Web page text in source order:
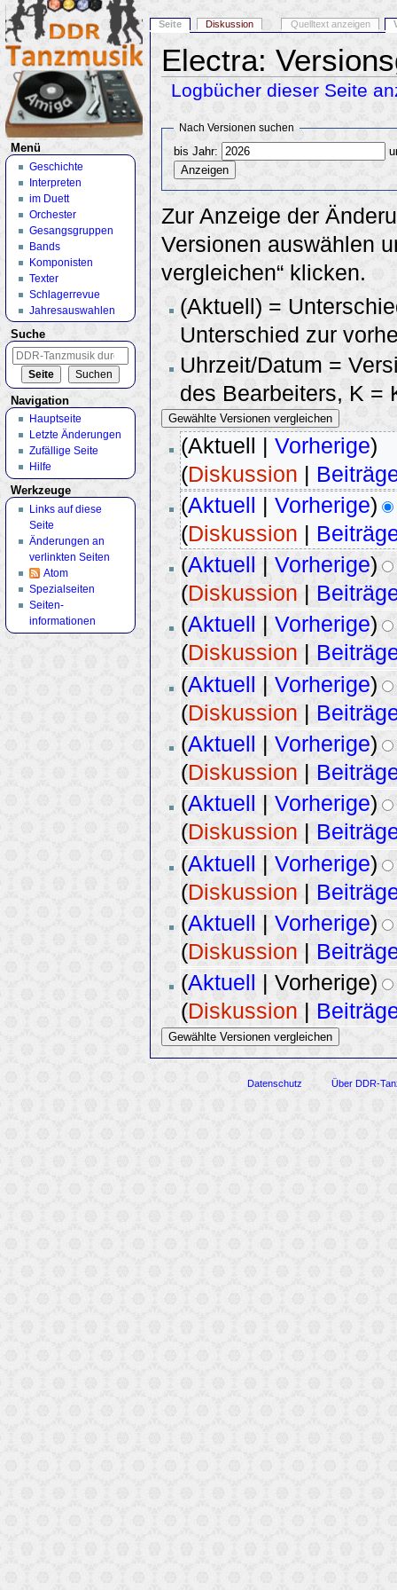
Electra:
Logbücher dieser Seite
Wechseln zu: Navigation
Suche
Nach Versionen suchen
bis Jahr:
Zur Anzeige der
Versionen auswählen
vergleichen“ klicken.
(Aktuell) =
Unterschied zur
Uhrzeit/Datum =
des Bearbeiters, K =
(Aktuell | Vorherige)
(Diskussion |
(Aktuell | Vorherige)
(Diskussion |
(Aktuell Vorherige)
(Diskussion |
(Aktuell Vorherige)
(Diskussion
(Aktuell | Vorherige)
(Diskussion |
(Aktuell Vorherige)
(Diskussion |
(Aktuell Vorherige)
(Diskussion |
(Aktuell | Vorherige)
(Diskussion |
(Aktuell | Vorherige)
(Diskussion |
(Aktuell
| Vorherige)
(Diskussion
Seite Diskussion Quelltext anzeigen
Menü
Geschichte
Interpreten
im Duett
Orchester
Gesangsgruppen
Bands
Komponisten
Texter
Schlagerrevue
Jahresauswahlen
Suche
Navigation
Hauptseite
Letzte Änderungen
Zufällige Seite
Hilfe
Werkzeuge
Links auf diese
Seite
Änderungen an
verlinkten Seiten
Atom
Spezialseiten
Seiten­
informationen
Datenschutz Über DDR-